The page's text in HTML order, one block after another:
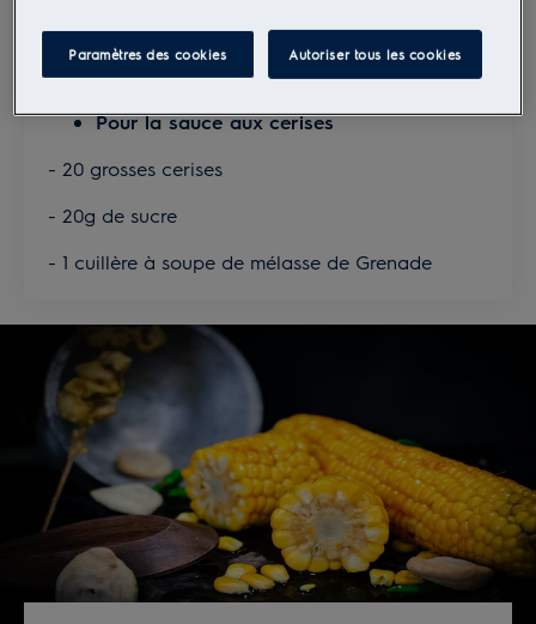
- ¼ de botte d’asperges
- Sel et poivre
Pour la sauce aux cerises
- 20 grosses cerises
- 20g de sucre
- 1 cuillère à soupe de mélasse de Grenade
Paramètres des cookies Autoriser tous les cookies